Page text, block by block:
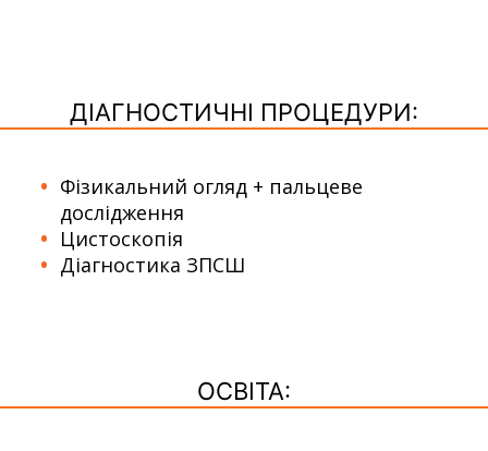
ДІАГНОСТИЧНІ ПРОЦЕДУРИ:
Фізикальний огляд + пальцеве
дослідження
Цистоскопія
Діагностика ЗПСШ
ОСВІТА: